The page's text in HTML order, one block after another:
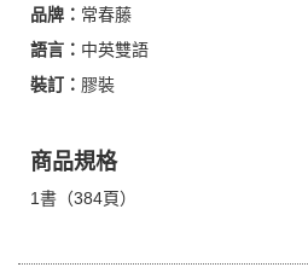
品牌： 常春藤
語言： 中英雙語
裝訂： 膠裝
商品規格
1書（384頁）